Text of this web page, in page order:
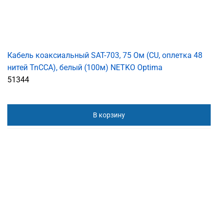
Кабель коаксиальный SAT-703, 75 Ом (CU, оплетка 48
нитей TnCCA), белый (100м) NETKO Optima
51344
В корзину